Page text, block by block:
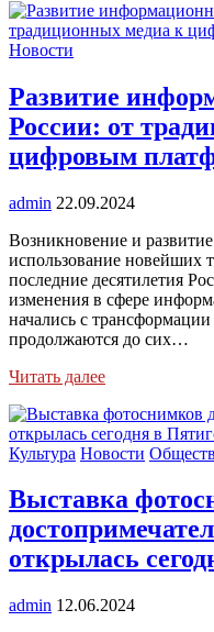
Новости
Развитие
России: от
цифровым
admin 22.09.2024
Возникновение и
использование новейших
последние десятилетия
изменения в сфере
начались с
продолжаются до сих…
Читать далее
Культура Новости
Выставка
открылась
admin 12.06.2024